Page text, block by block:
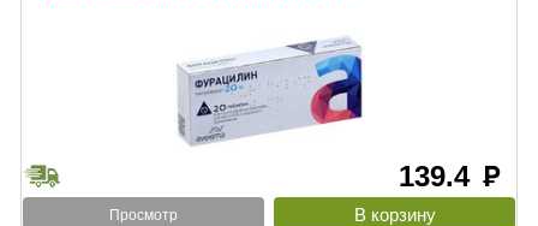
139.4 руб
Просмотр